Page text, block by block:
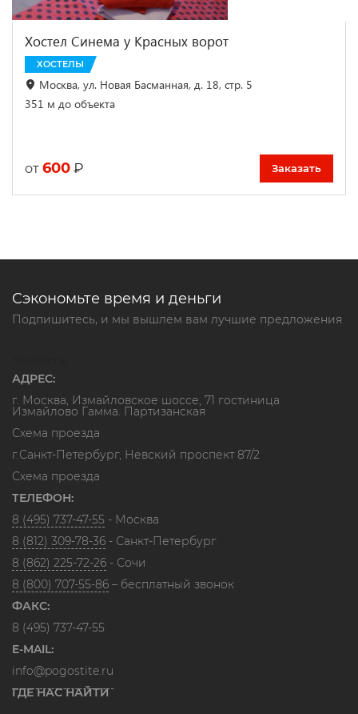
Хостел Синема у Красных ворот
ХОСТЕЛЫ
Москва, ул. Новая Басманная, д. 18, стр. 5
351 м до объекта
от 600 ₽ Заказать
Сэкономьте время и деньги
Подпишитесь, и мы вышлем вам лучшие предложения
АДРЕС:
г. Москва, Измайловское шоссе, 71 гостиница
Измайлово Гамма. Партизанская
Схема проезда
г.Санкт-Петербург, Невский проспект 87/2
Схема проезда
ТЕЛЕФОН:
8 (495) 737-47-55 - Москва
8 (812) 309-78-36 - Санкт-Петербург
8 (862) 225-72-26 - Сочи
8 (800) 707-55-86 – бесплатный звонок
ФАКС:
8 (495) 737-47-55
E-MAIL:
info@pogostite.ru
ГДЕ НАС НАЙТИ